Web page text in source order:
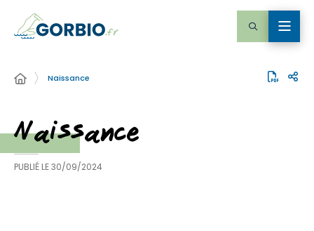
Naissance
Naissance
PUBLIÉ LE30/09/2024